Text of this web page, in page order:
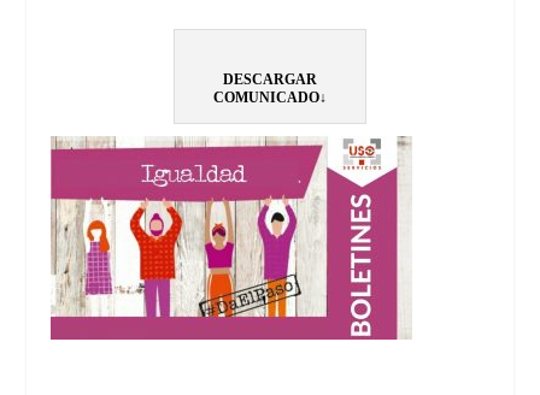
DESCARGAR
COMUNICADO↓